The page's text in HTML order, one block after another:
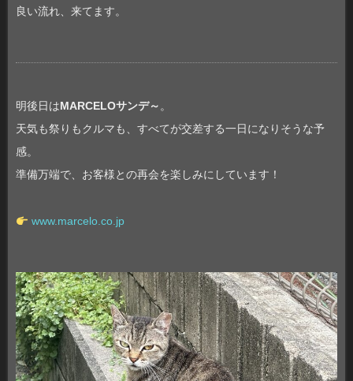
良い流れ、来てます。
明後日はMARCELOサンデ～。
天気も祭りもクルマも、すべてが交差する一日になりそうな予
感。
準備万端で、お客様との再会を楽しみにしています！
www.marcelo.co.jp